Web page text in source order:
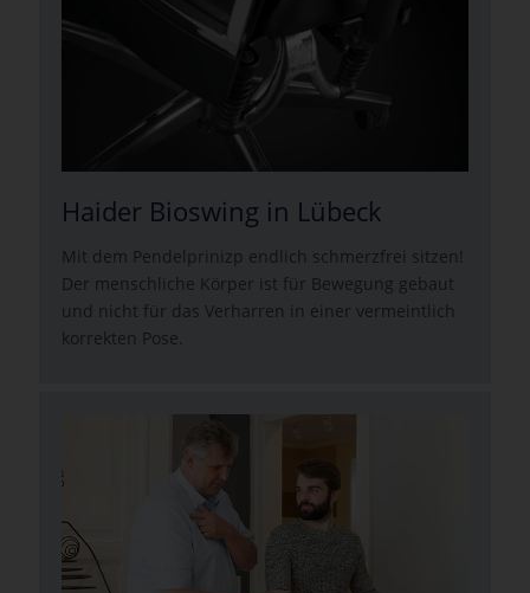
Haider Bioswing in Lübeck
Mit dem Pendelprinizp endlich schmerzfrei sitzen!
Der menschliche Körper ist für Bewegung gebaut
und nicht für das Verharren in einer vermeintlich
korrekten Pose.